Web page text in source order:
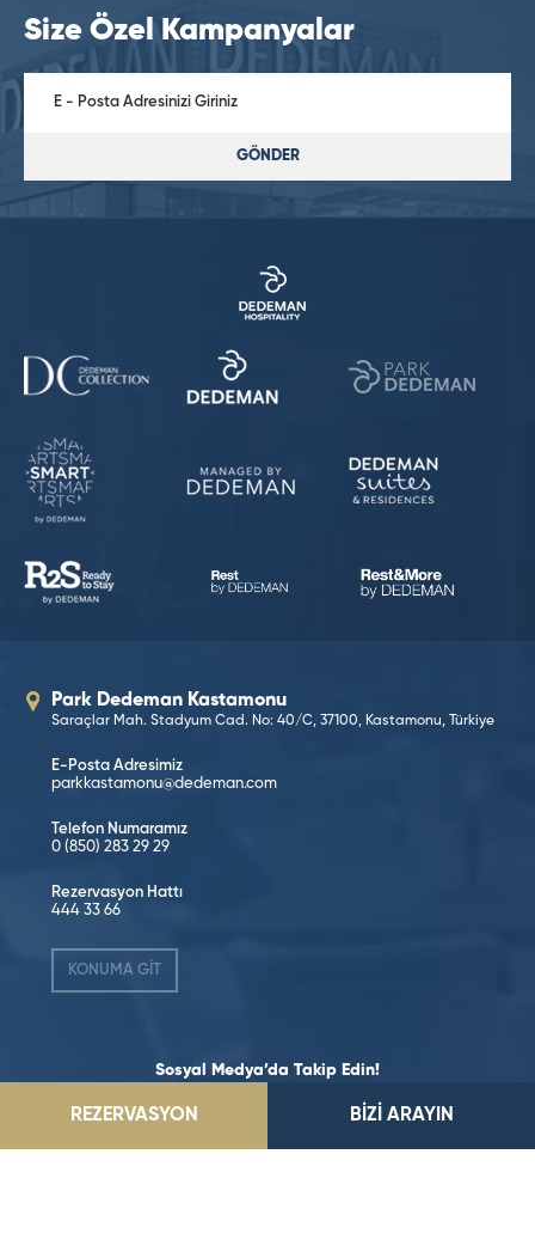
Size Özel Kampanyalar
GÖNDER
Park Dedeman Kastamonu
Saraçlar Mah. Stadyum Cad. No: 40/C, 37100, Kastamonu, Türkiye
E-Posta Adresimiz
parkkastamonu@dedeman.com
Telefon Numaramız
0 (850) 283 29 29
Rezervasyon Hattı
444 33 66
KONUMA GİT
Sosyal Medya’da Takip Edin!
REZERVASYON BİZİ ARAYIN